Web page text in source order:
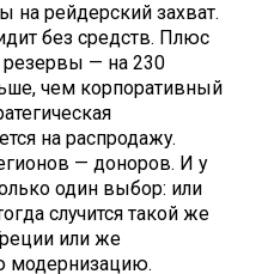
на рейдерский захват.
без средств. Плюс
резервы — на 230
чем корпоративный
на распродажу.
— доноров. И у
один выбор: или
случится такой же
или же
модернизацию.